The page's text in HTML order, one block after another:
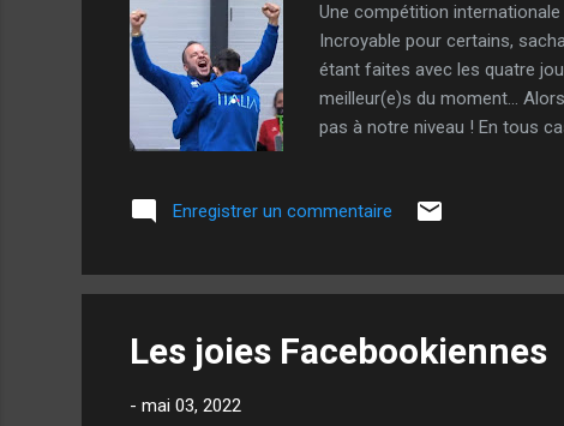
Une compétition
Incroyable pour certains,
étant faites avec les quatre
meilleur(e)s du moment…
pas à notre niveau ! En tous
sincèrement, que critiquer des
Enregistrer un commentaire
Les joies Facebookiennes
- mai 03, 2022